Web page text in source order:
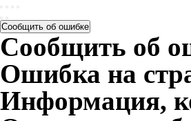
Сообщить об ошибке
Сообщить об
Ошибка на
Информация,